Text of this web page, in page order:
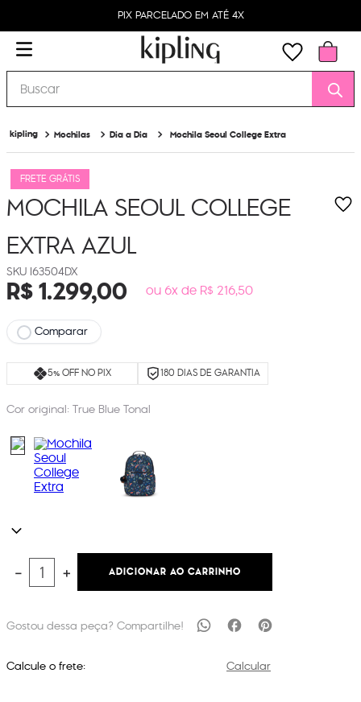
PIX PARCELADO EM ATÉ 4X
Buscar
Mochilas Dia a Dia Mochila Seoul College Extra
FRETE GRÁTIS
MOCHILA SEOUL COLLEGE
EXTRAAZUL
I63504DX
R$1.299,00 ou 6x de R$ 216,50
Comparar
5% OFF NO PIX 180 DIAS DE GARANTIA
Cor original: True Blue Tonal
＋
－ ADICIONAR AO CARRINHO
Calcule o frete: Calcular